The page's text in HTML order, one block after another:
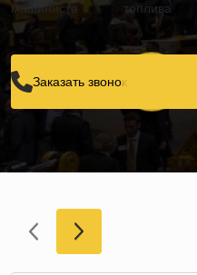
машиниста топлива
Заказать звонок